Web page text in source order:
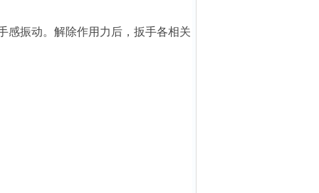
感振动。解除作用力后，扳手各相关